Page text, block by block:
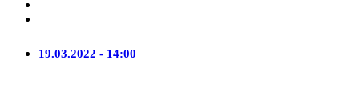
19.03.2022 - 14:00